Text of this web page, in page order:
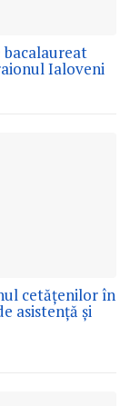
Ialoveni
cetățenilor în
asistență și